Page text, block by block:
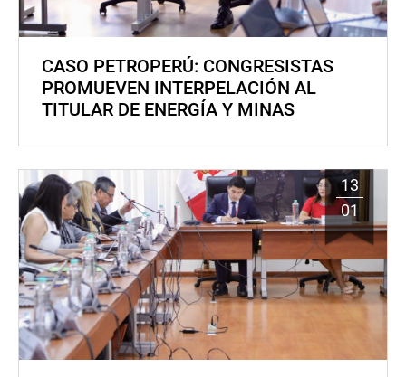
CASO PETROPERÚ: CONGRESISTAS
PROMUEVEN INTERPELACIÓN AL
TITULAR DE ENERGÍA Y MINAS
13
01